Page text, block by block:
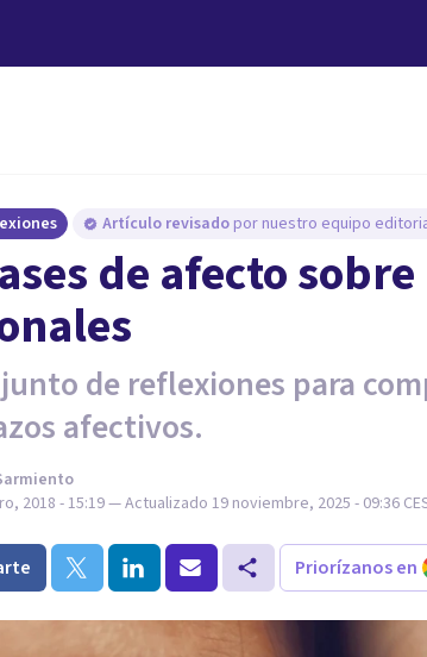
Artículo revisado por nuestro equipo
de afecto
de reflexiones para
afectivos.
2018 - 15:19— Actualizado 19 noviembre, 2025 - 09:36
Priorízanos en